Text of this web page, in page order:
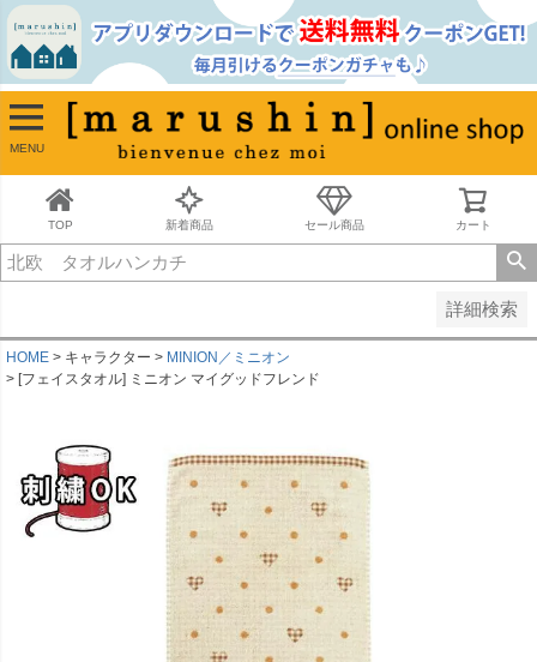
MENU
TOP 新着商品 セール商品 カート
詳細検索
並び順
新着順
古い順
価格が安い順
価格が高い順
キーワードヒット順
HOME キャラクター
MINION／ミニオン
[フェイスタオル] ミニオン マイグッドフレンド